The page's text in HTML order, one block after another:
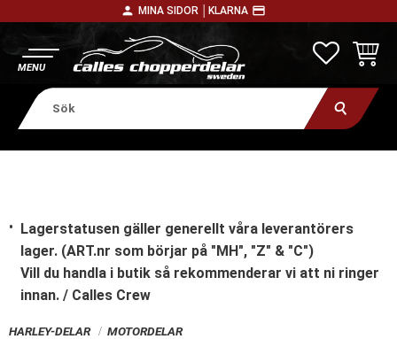
person MINA SIDOR │ KLARNA payment
Lagerstatusen gäller generellt våra leverantörers
lager. (ART.nr som börjar på "MH", "Z" & "C")
Vill du handla i butik så rekommenderar vi att ni ringer
innan. / Calles Crew
HARLEY-DELAR MOTORDELAR